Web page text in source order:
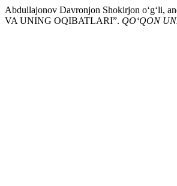
Abdullajonov Davronjon Shokirjon o‘g‘li,
VA UNING OQIBATLARI”. QO‘QON